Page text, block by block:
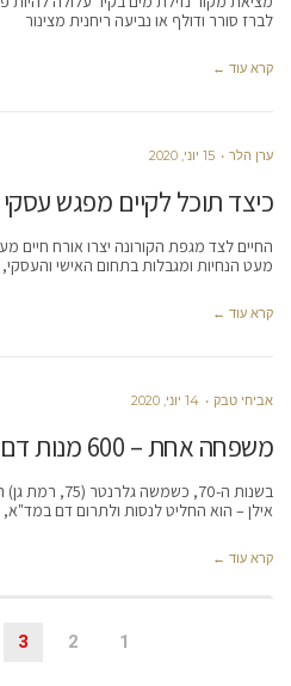
לברז סורר ודולף או נביעה ריחנית מצינור
קרא עוד ←
ערן הלר 15 יוני, 2020
כיצד תוכל לקיים מפגש עסקי
החיים לצד מגפת הקורונה יצרו אורח חיים
מעט הנחיות ומגבלות בתחום האישי והעסקי,
קרא עוד ←
אביחי טבק 14 יוני, 2020
משפחה אחת – 600 מנות דם
בשנות ה-70,
אילן – הוא החליט לנסות ולתרום דם במד"א,
קרא עוד ←
1
2
3